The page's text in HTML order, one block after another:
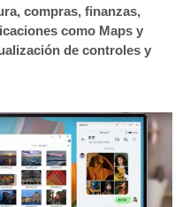
compras, finanzas,
como Maps y
de controles y